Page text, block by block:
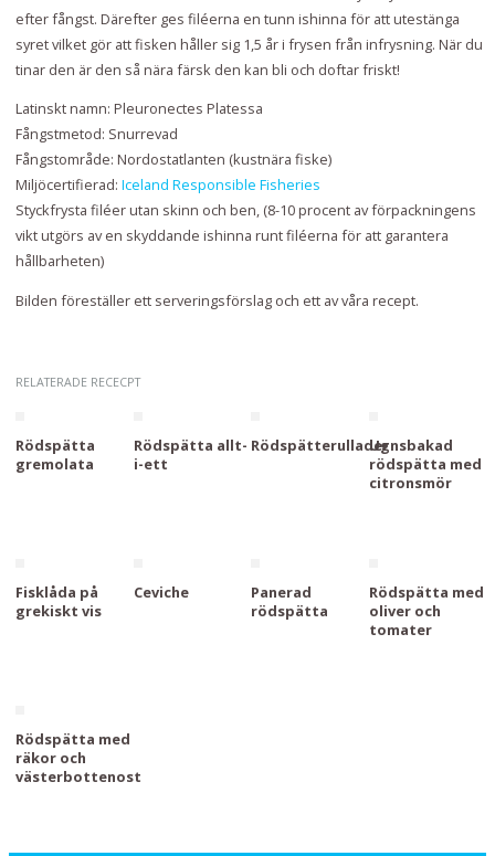
efter fångst. Därefter ges filéerna en tunn ishinna för att utestänga
syret vilket gör att fisken håller sig 1,5 år i frysen från infrysning. När du
tinar den är den så nära färsk den kan bli och doftar friskt!
Latinskt namn: Pleuronectes Platessa
Fångstmetod: Snurrevad
Fångstområde: Nordostatlanten (kustnära fiske)
Miljöcertifierad: Iceland Responsible Fisheries
Styckfrysta filéer utan skinn och ben, (8-10 procent av förpackningens
vikt utgörs av en skyddande ishinna runt filéerna för att garantera
hållbarheten)
Bilden föreställer ett serveringsförslag och ett av våra recept.
RELATERADE RECECPT
Rödspätta
gremolata
Rödspätta allt-
i-ett
RödspätterulladerUgnsbakad
rödspätta med
citronsmör
Fisklåda på
grekiskt vis
Ceviche
Panerad
rödspätta
Rödspätta med
oliver och
tomater
Rödspätta med
räkor och
västerbottenost